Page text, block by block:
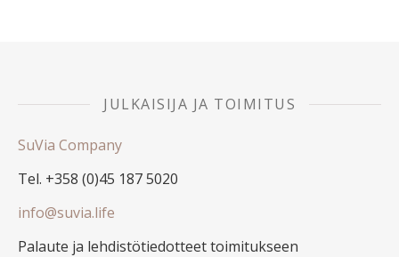
JULKAISIJA JA TOIMITUS
SuVia Company
Tel. +358 (0)45 187 5020
info@suvia.life
Palaute ja lehdistötiedotteet toimitukseen